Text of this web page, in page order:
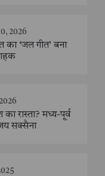
2026
का ‘जल गीत’ बना
रास्ता? मध्य-पूर्व
सक्सैना